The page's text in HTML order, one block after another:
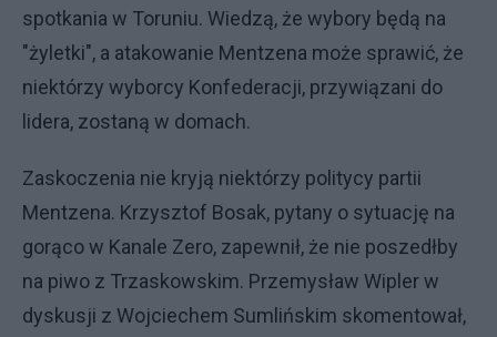
spotkania w Toruniu. Wiedzą, że wybory będą na
"żyletki", a atakowanie Mentzena może sprawić, że
niektórzy wyborcy Konfederacji, przywiązani do
lidera, zostaną w domach.
Zaskoczenia nie kryją niektórzy politycy partii
Mentzena. Krzysztof Bosak, pytany o sytuację na
gorąco w Kanale Zero, zapewnił, że nie poszedłby
na piwo z Trzaskowskim. Przemysław Wipler w
dyskusji z Wojciechem Sumlińskim skomentował,